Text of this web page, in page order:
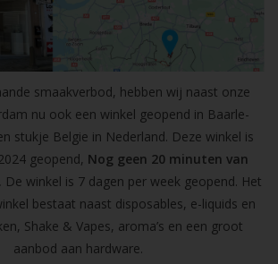
smaakverbod, hebben wij naast onze
nu ook een winkel geopend in Baarle-
stukje Belgie in Nederland. Deze winkel is
geopend, Nog geen 20 minuten van
De winkel is 7 dagen per week geopend. Het
bestaat naast disposables, e-liquids en
Shake & Vapes, aroma’s en een groot
aanbod aan hardware.